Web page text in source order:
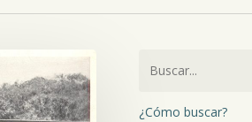
¿Cómo buscar?